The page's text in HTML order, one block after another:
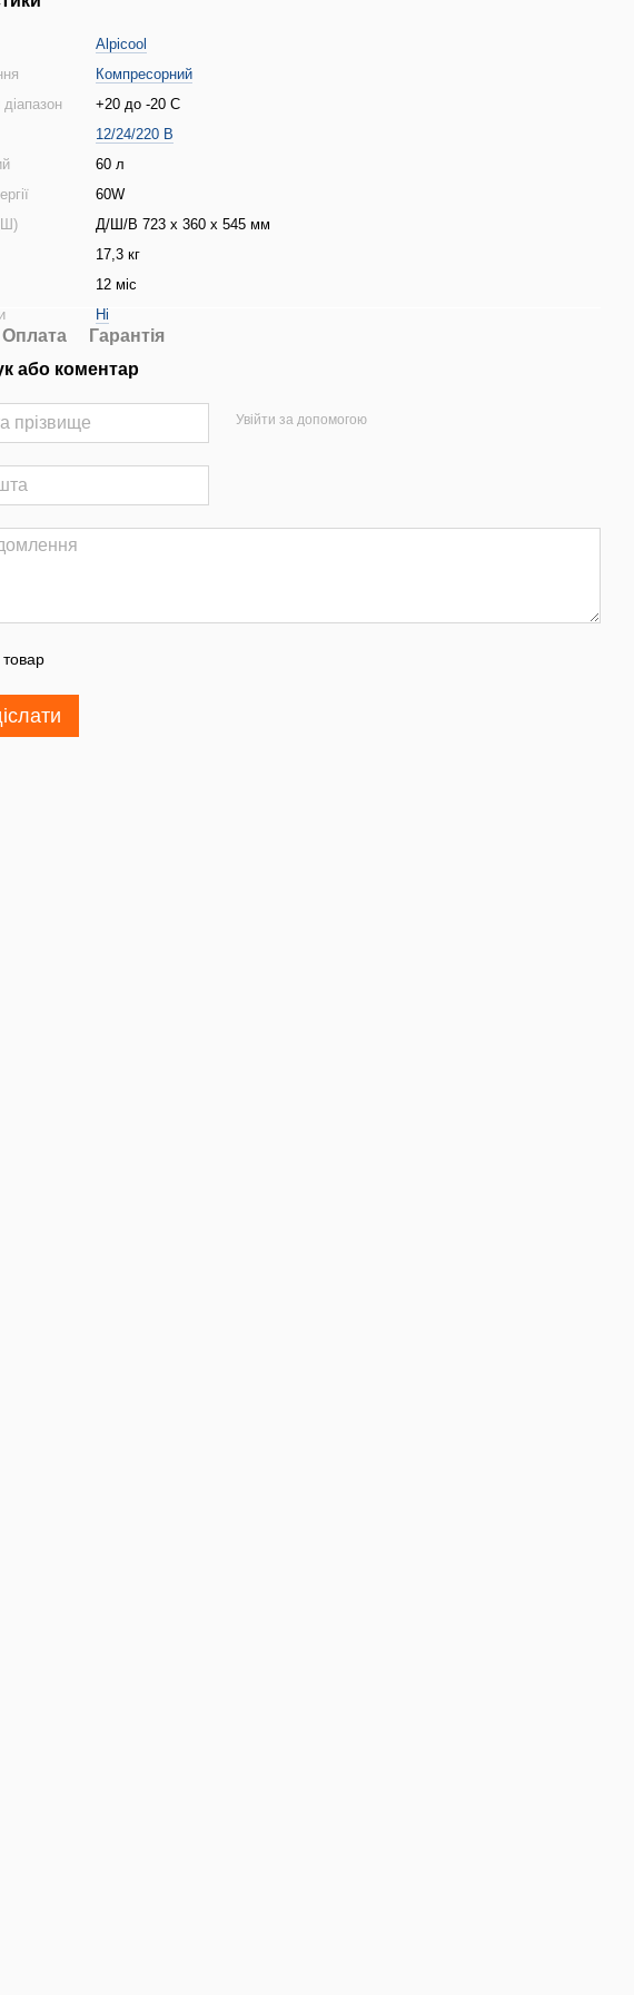
Alpicool
Компресорний
+20 до -20 С
12/24/220 В
60 л
60W
Д/Ш/В 723 х 360 х 545 мм
17,3 кг
12 міс
Ні
Оплата
Гарантія
або коментар
Увійти за допомогою
товар